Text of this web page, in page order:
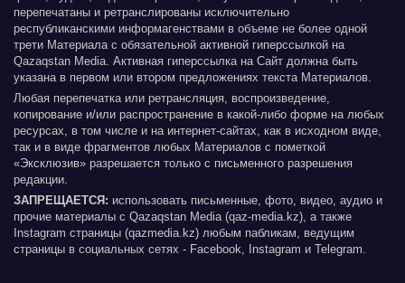
перепечатаны и ретранслированы исключительно
республиканскими информагенствами в объеме не более одной
трети Материала с обязательной активной гиперссылкой на
Qazaqstan Media. Активная гиперссылка на Сайт должна быть
указана в первом или втором предложениях текста Материалов.
Любая перепечатка или ретрансляция, воспроизведение,
копирование и/или распространение в какой-либо форме на любых
ресурсах, в том числе и на интернет-сайтах, как в исходном виде,
так и в виде фрагментов любых Материалов с пометкой
«Эксклюзив» разрешается только с письменного разрешения
редакции.
ЗАПРЕЩАЕТСЯ: использовать письменные, фото, видео, аудио и
прочие материалы с Qazaqstan Media (qaz-media.kz), а также
Instagram страницы (qazmedia.kz) любым пабликам, ведущим
страницы в социальных сетях - Facebook, Instagram и Telegram.